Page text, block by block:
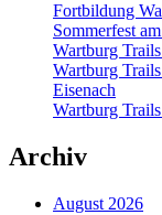
Fortbildung
Sommerfest
Wartburg
Wartburg
Eisenach
Wartburg
Archiv
August 2026